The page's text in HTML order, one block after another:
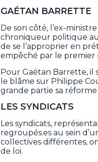
GAÉTAN BARRETTE
De son côté, l’ex-
chroniqueur politique
de se l’approprier en
empêché par le premier
Pour Gaétan Barrette, il
le blâme sur Philippe
grande partie sa
LES SYNDICATS
Les syndicats,
regroupés.es au sein
collectives différentes,
de loi.